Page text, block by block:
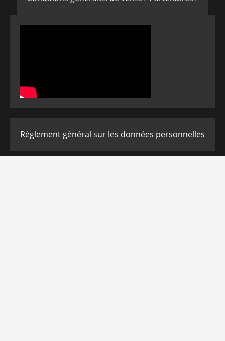
Règlement général sur les données personnelles